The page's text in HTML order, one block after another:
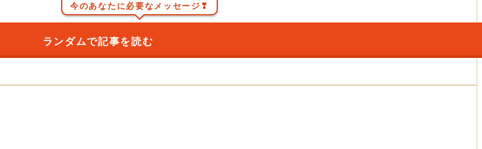
今のあなたに必要なメッセージ❣
ランダムで記事を読む